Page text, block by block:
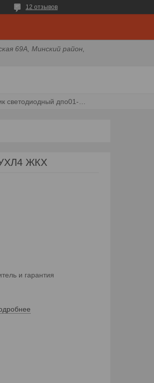
12 отзывов
69А, Минский район,
УХЛ4 ЖКХ
и гарантия